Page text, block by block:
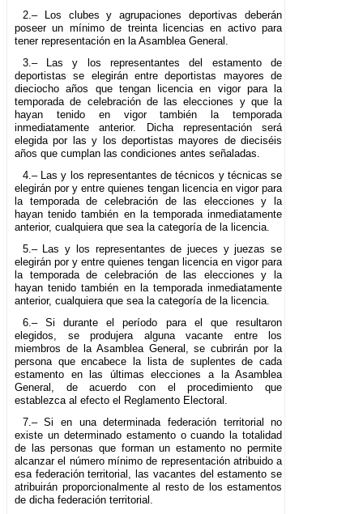
2.– Los clubes y agrupaciones deportivas deberán
poseer un mínimo de treinta licencias en activo para
tener representación en la Asamblea General.
3.– Las y los representantes del estamento de
deportistas se elegirán entre deportistas mayores de
dieciocho años que tengan licencia en vigor para la
temporada de celebración de las elecciones y que la
hayan tenido en vigor también la temporada
inmediatamente anterior. Dicha representación será
elegida por las y los deportistas mayores de dieciséis
años que cumplan las condiciones antes señaladas.
4.– Las y los representantes de técnicos y técnicas se
elegirán por y entre quienes tengan licencia en vigor para
la temporada de celebración de las elecciones y la
hayan tenido también en la temporada inmediatamente
anterior, cualquiera que sea la categoría de la licencia.
5.– Las y los representantes de jueces y juezas se
elegirán por y entre quienes tengan licencia en vigor para
la temporada de celebración de las elecciones y la
hayan tenido también en la temporada inmediatamente
anterior, cualquiera que sea la categoría de la licencia.
6.– Si durante el período para el que resultaron
elegidos, se produjera alguna vacante entre los
miembros de la Asamblea General, se cubrirán por la
persona que encabece la lista de suplentes de cada
estamento en las últimas elecciones a la Asamblea
General, de acuerdo con el procedimiento que
establezca al efecto el Reglamento Electoral.
7.– Si en una determinada federación territorial no
existe un determinado estamento o cuando la totalidad
de las personas que forman un estamento no permite
alcanzar el número mínimo de representación atribuido a
esa federación territorial, las vacantes del estamento se
atribuirán proporcionalmente al resto de los estamentos
de dicha federación territorial.